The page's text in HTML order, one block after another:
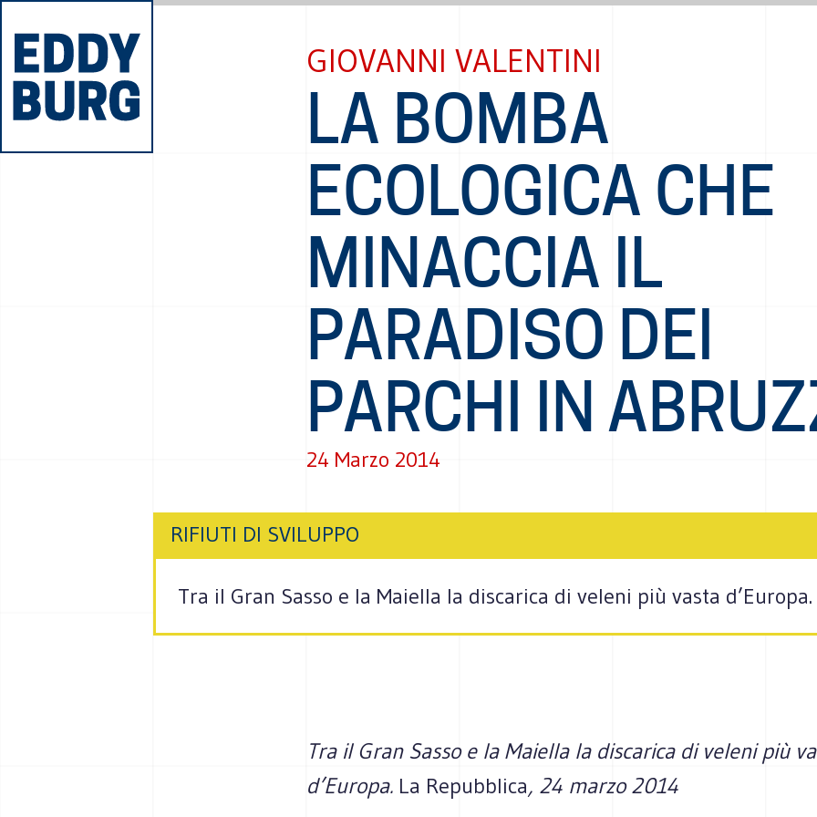
GIOVANNI VALENTINI
LA BOMBA
ECOLOGICA CHE
MINACCIA IL
PARADISO DEI
PARCHI IN
24 Marzo 2014
RIFIUTI DI SVILUPPO
Tra il Gran Sasso e la Maiella la discarica di veleni più vasta d’Europa.
Tra il Gran Sasso e la Maiella la discarica di veleni più
d’Europa. La Repubblica, 24 marzo 2014